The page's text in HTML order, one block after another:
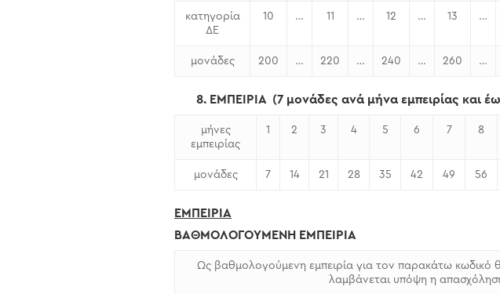
κατηγορία
ΔΕ
10 … 11 … 12 … 13 …
μονάδες 200 … 220 … 240 … 260 …
8. ΕΜΠΕΙΡΙΑ (7 μονάδες ανά μήνα εμπειρίας και
μήνες
εμπειρίας
1 2 3 4 5 6 7 8
μονάδες 7 14 21 28 35 42 49 56
ΕΜΠΕΙΡΙΑ
ΒΑΘΜΟΛΟΓΟΥΜΕΝΗ ΕΜΠΕΙΡΙΑ
Ως βαθμολογούμενη εμπειρία για τον παρακάτω κωδικό
λαμβάνεται υπόψη η